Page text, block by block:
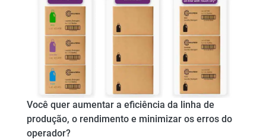
Você quer aumentar a eficiência da linha de
produção, o rendimento e minimizar os erros do
operador?